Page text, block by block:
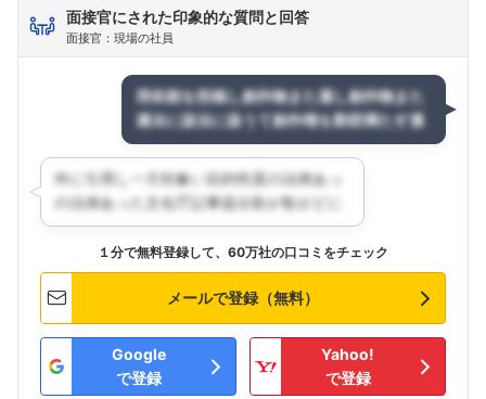
面接官にされた印象的な質問と回答
面接官：現場の社員
１分で無料登録して、60万社の口コミをチェック
メールで登録（無料）
Google
で登録
Yahoo!
で登録